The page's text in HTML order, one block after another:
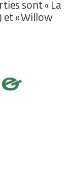
sont « La
et « Willow
&